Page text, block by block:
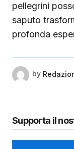
pellegrini
saputo
profonda
by
Supporta il